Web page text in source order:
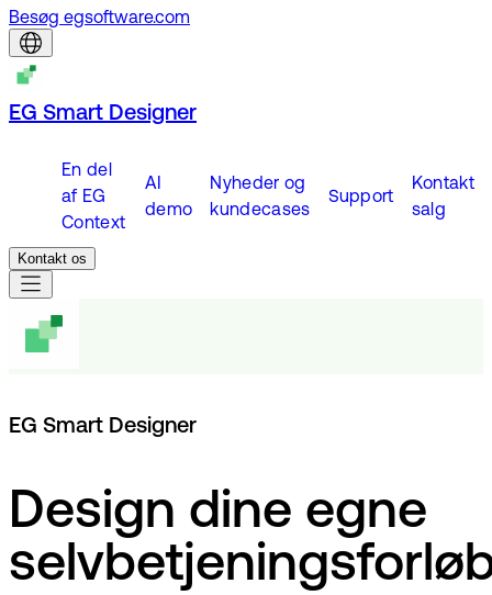
Besøg egsoftware.com
EG Smart Designer
En del
af EG
Context
AI
demo
Nyheder og
kundecases
Support
Kontakt
salg
Kontakt os
EG Smart Designer
Design dine egne